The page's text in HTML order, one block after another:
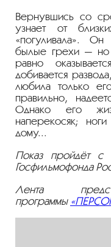
Вернувшись со
узнает от
«погуливала».
былые грехи — но
равно
добивается
любила только
правильно,
Однако его
наперекосяк;
дому...
Показ пройдёт с
Госфильмофонда
Лента
программы